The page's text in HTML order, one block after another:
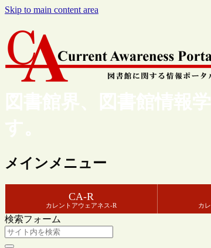
Skip to main content area
図書館界、図書館情報
す。
メインメニュー
CA-R
カレントアウェアネス-R カ
検索フォーム